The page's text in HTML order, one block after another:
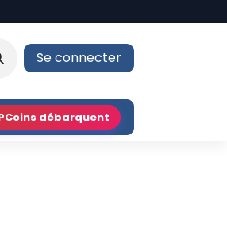
Se connecter
débarquent